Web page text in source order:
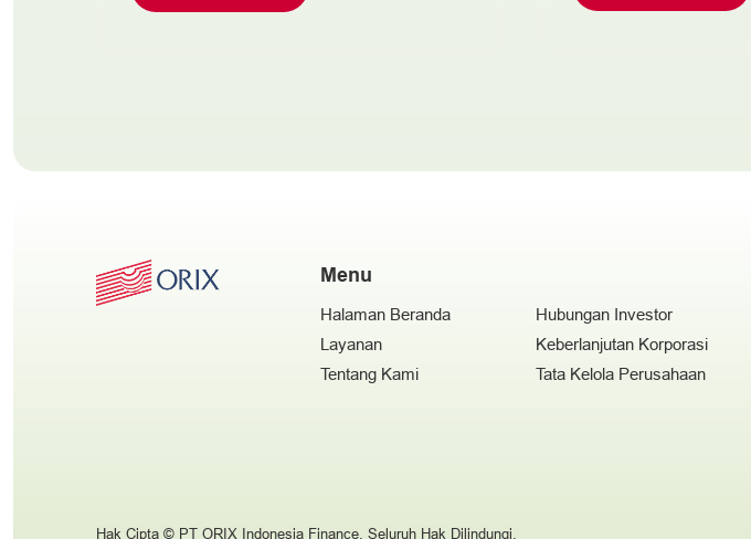
Menu
Halaman Beranda
Layanan
Tentang Kami
Hubungan Investor
Keberlanjutan Korporasi
Tata Kelola Perusahaan
Hak Cipta © PT ORIX Indonesia Finance. Seluruh Hak Dilindungi.